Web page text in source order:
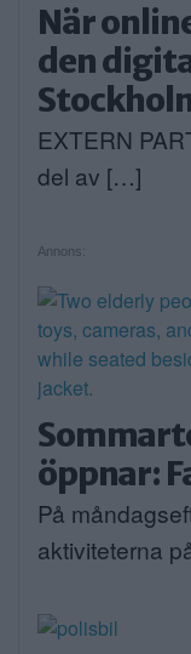
När
den
EXTERN
del av […]
Annons:
öppnar:
På
aktiviteterna